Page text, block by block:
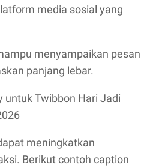
media sosial yang
menyampaikan pesan
panjang lebar.
untuk Twibbon Hari Jadi
meningkatkan
Berikut contoh caption